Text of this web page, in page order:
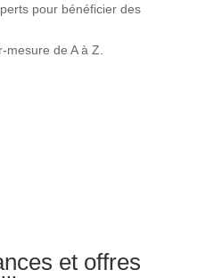
pour bénéficier des
mesure de A à Z.
et offres